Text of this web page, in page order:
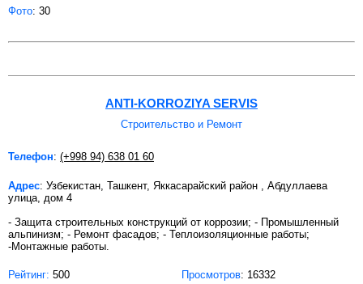
Фото: 30
ANTI-KORROZIYA SERVIS
Строительство и Ремонт
Телефон: (+998 94) 638 01 60
Адрес: Узбекистан, Ташкент, Яккасарайский район , Абдуллаева
улица, дом 4
- Защита строительных конструкций от коррозии; - Промышленный
альпинизм; - Ремонт фасадов; - Теплоизоляционные работы;
-Монтажные работы.
Рейтинг: 500 Просмотров: 16332